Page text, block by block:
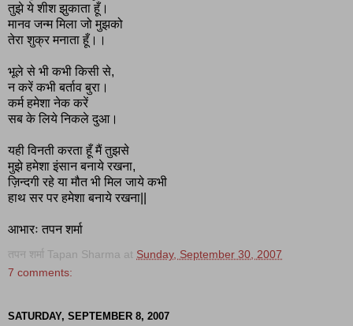
तुझे ये शीश झुकाता हूँ।
मानव जन्म मिला जो मुझको
तेरा शुक्र मनाता हूँ।।
भूले से भी कभी किसी से,
न करें कभी बर्ताव बुरा।
कर्म हमेशा नेक करें
सब के लिये निकले दुआ।
यही विनती करता हूँ मैं तुझसे
मुझे हमेशा इंसान बनाये रखना,
ज़िन्दगी रहे या मौत भी मिल जाये कभी
हाथ सर पर हमेशा बनाये रखना||
आभारः तपन शर्मा
तपन शर्मा Tapan Sharma at Sunday, September 30, 2007
7 comments:
SATURDAY, SEPTEMBER 8, 2007